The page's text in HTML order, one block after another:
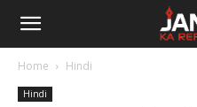
Janta
Home Hindi
Hindi